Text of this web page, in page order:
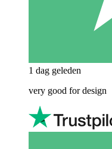
1 dag geleden
very good for design